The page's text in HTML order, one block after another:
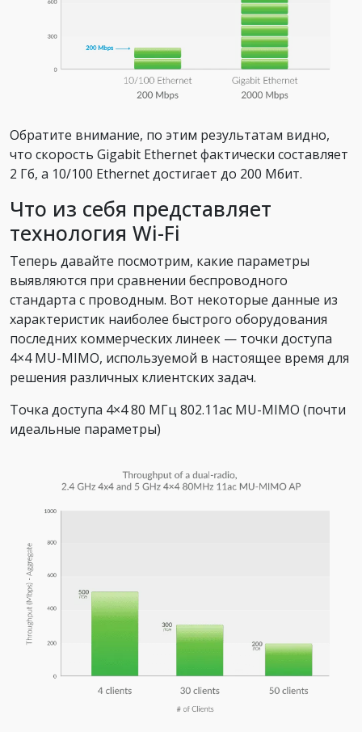
Обратите внимание, по этим результатам видно,
что скорость Gigabit Ethernet фактически составляет
2 Гб, а 10/100 Ethernet достигает до 200 Мбит.
Что из себя представляет
технология Wi-Fi
Теперь давайте посмотрим, какие параметры
выявляются при сравнении беспроводного
стандарта с проводным. Вот некоторые данные из
характеристик наиболее быстрого оборудования
последних коммерческих линеек — точки доступа
4×4 MU-MIMO, используемой в настоящее время для
решения различных клиентских задач.
Точка доступа 4×4 80 МГц 802.11ac MU-MIMO (почти
идеальные параметры)